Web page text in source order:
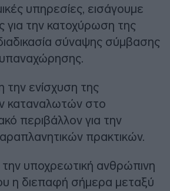
υπηρεσίες, εισάγουμε
για την κατοχύρωση της
σύναψης σύμβασης
υπαναχώρησης.
ενίσχυση της
καταναλωτών στο
περιβάλλον για την
πρακτικών.
υποχρεωτική ανθρώπινη
η διεπαφή σήμερα μεταξύ